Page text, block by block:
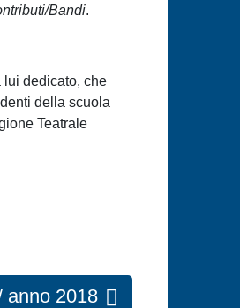
Bandi.
lui dedicato, che
della scuola
Teatrale
anno 2018